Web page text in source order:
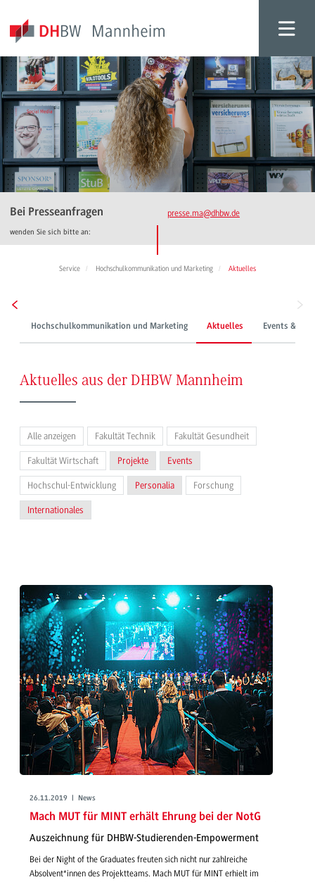
Bei Presseanfragen
wenden Sie sich bitte an:
presse.ma@dhbw.de
Service Hochschulkommunikation und Marketing Aktuelles
Hochschulkommunikation und Marketing Aktuelles Events &
Aktuelles aus der DHBW Mannheim
Alle anzeigen Fakultät Technik Fakultät Gesundheit
Fakultät Wirtschaft Projekte Events
Hochschul-Entwicklung Personalia Forschung
Internationales
26.11.2019 | News
Mach MUT für MINT erhält Ehrung bei der NotG
Auszeichnung für DHBW-Studierenden-Empowerment
Bei der Night of the Graduates freuten sich nicht nur zahlreiche
Absolvent*innen des Projektteams. Mach MUT für MINT erhielt im